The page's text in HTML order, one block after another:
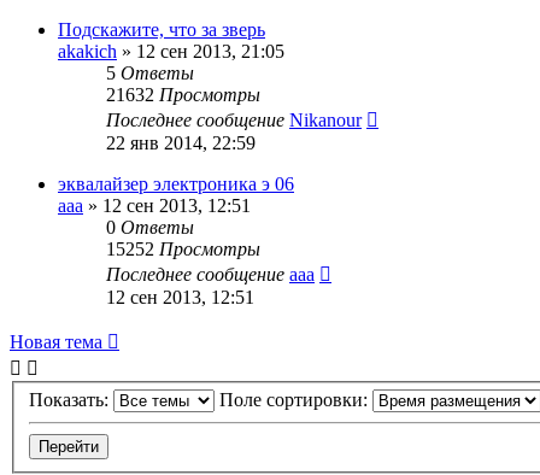
Подскажите, что за зверь
akakich » 12 сен 2013, 21:05
5 Ответы
21632 Просмотры
Последнее сообщение Nikanour
22 янв 2014, 22:59
эквалайзер электроника э 06
ааа » 12 сен 2013, 12:51
0 Ответы
15252 Просмотры
Последнее сообщение ааа
12 сен 2013, 12:51
Новая тема
Показать: Поле сортировки: